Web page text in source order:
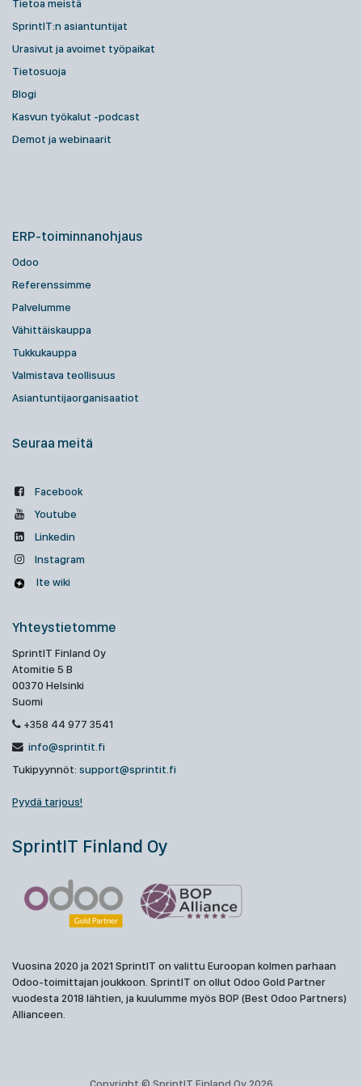
Tietoa meistä
SprintIT:n asiantuntijat
Urasivut ja avoimet työpaikat
Tietosuoja
Blogi
Kasvun työkalut -podcast
Demot ja webinaarit
ERP-toiminnanohjaus
Odoo
Referenssimme
Palvelumme
Vähittäiskauppa
Tukkukauppa
Valmistava teollisuus
Asiantuntijaorganisaatiot
Seuraa meitä
Facebook
Youtube
Linkedin
Instagram
Ite wiki
Yhteystietomme
SprintIT Finland Oy
Atomitie 5 B
00370 Helsinki
Suomi
+358 44 977 3541
info@sprintit.fi
Tukipyynnöt: support@sprintit.fi
Pyydä tarjous!
SprintIT Finland Oy
Vuosina 2020 ja 2021 SprintIT on valittu Euroopan kolmen parhaan
Odoo-toimittajan joukkoon. SprintIT on ollut Odoo Gold Partner
vuodesta 2018 lähtien, ja kuulumme myös BOP (Best Odoo Partners)
Allianceen.
Copyright © SprintIT Finland Oy 2026